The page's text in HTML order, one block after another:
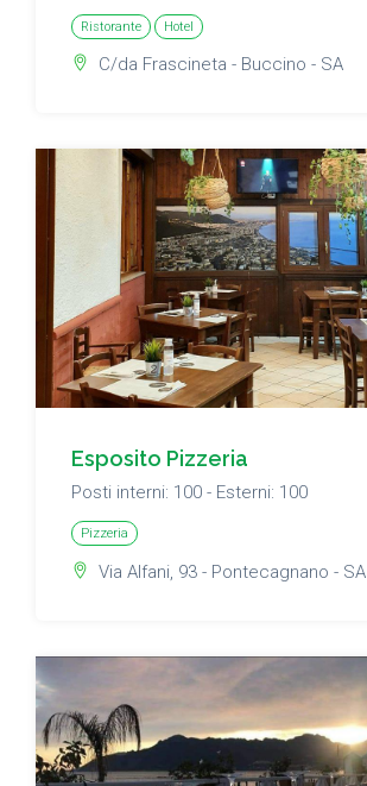
Ristorante Hotel
C/da Frascineta - Buccino - SA
Esposito Pizzeria
Posti interni: 100 - Esterni: 100
Pizzeria
Via Alfani, 93 - Pontecagnano - SA